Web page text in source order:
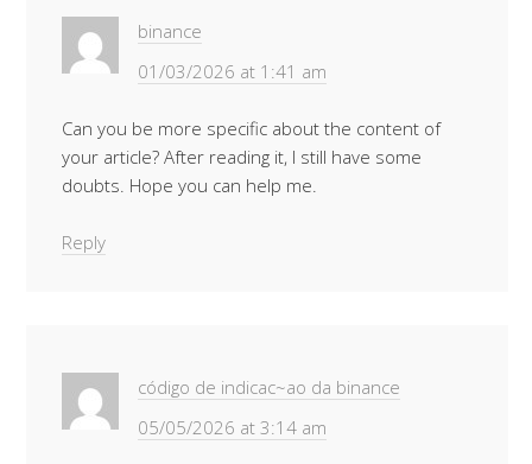
binance
01/03/2026 at 1:41 am
Can you be more specific about the content of
your article? After reading it, I still have some
doubts. Hope you can help me.
Reply
código de indicac~ao da binance
05/05/2026 at 3:14 am